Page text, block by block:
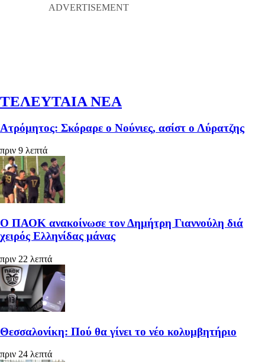
ΤΕΛΕΥΤΑΙΑ ΝΕΑ
Ατρόμητος: Σκόραρε ο Νούνιες, ασίστ ο Λύρατζης
πριν 9 λεπτά
Ο ΠΑΟΚ ανακοίνωσε τον Δημήτρη Γιαννούλη διά
χειρός Ελληνίδας μάνας
πριν 22 λεπτά
Θεσσαλονίκη: Πού θα γίνει το νέο κολυμβητήριο
πριν 24 λεπτά